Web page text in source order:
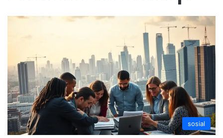
sosial